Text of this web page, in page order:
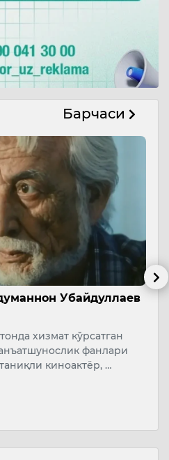
Барчаси
Убайдуллаев
хизмат кўрсатган
фанлари
киноактёр, …